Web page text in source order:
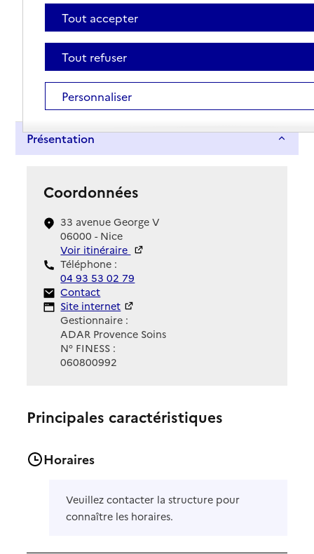
Présentation
Coordonnées
33 avenue George V
06000 - Nice
Voir itinéraire
Téléphone :
04 93 53 02 79
Contact
Contact
Site Internet
Site internet
Gestionnaire :
ADAR Provence Soins
N° FINESS :
060800992
Principales caractéristiques
Horaires
Veuillez contacter la structure pour
connaître les horaires.
Tout accepter
Tout refuser
Personnaliser